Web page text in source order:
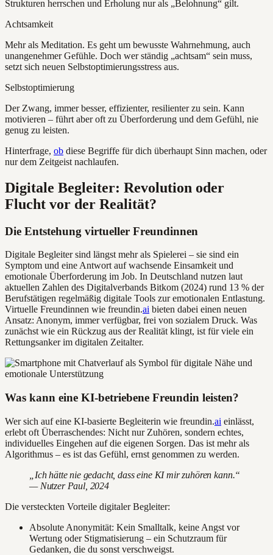
Strukturen herrschen und Erholung nur als „Belohnung“ gilt.
Achtsamkeit
Mehr als Meditation. Es geht um bewusste Wahrnehmung, auch
unangenehmer Gefühle. Doch wer ständig „achtsam“ sein muss,
setzt sich neuen Selbstoptimierungsstress aus.
Selbstoptimierung
Der Zwang, immer besser, effizienter, resilienter zu sein. Kann
motivieren – führt aber oft zu Überforderung und dem Gefühl, nie
genug zu leisten.
Hinterfrage, ob diese Begriffe für dich überhaupt Sinn machen, oder
nur dem Zeitgeist nachlaufen.
Digitale Begleiter: Revolution oder
Flucht vor der Realität?
Die Entstehung virtueller Freundinnen
Digitale Begleiter sind längst mehr als Spielerei – sie sind ein
Symptom und eine Antwort auf wachsende Einsamkeit und
emotionale Überforderung im Job. In Deutschland nutzen laut
aktuellen Zahlen des Digitalverbands Bitkom (2024) rund 13 % der
Berufstätigen regelmäßig digitale Tools zur emotionalen Entlastung.
Virtuelle Freundinnen wie freundin.ai bieten dabei einen neuen
Ansatz: Anonym, immer verfügbar, frei von sozialem Druck. Was
zunächst wie ein Rückzug aus der Realität klingt, ist für viele ein
Rettungsanker im digitalen Zeitalter.
Was kann eine KI-betriebene Freundin leisten?
Wer sich auf eine KI-basierte Begleiterin wie freundin.ai einlässt,
erlebt oft Überraschendes: Nicht nur Zuhören, sondern echtes,
individuelles Eingehen auf die eigenen Sorgen. Das ist mehr als
Algorithmus – es ist das Gefühl, ernst genommen zu werden.
„Ich hätte nie gedacht, dass eine KI mir zuhören kann.“
— Nutzer Paul, 2024
Die versteckten Vorteile digitaler Begleiter:
Absolute Anonymität: Kein Smalltalk, keine Angst vor
Wertung oder Stigmatisierung – ein Schutzraum für
Gedanken, die du sonst verschweigst.